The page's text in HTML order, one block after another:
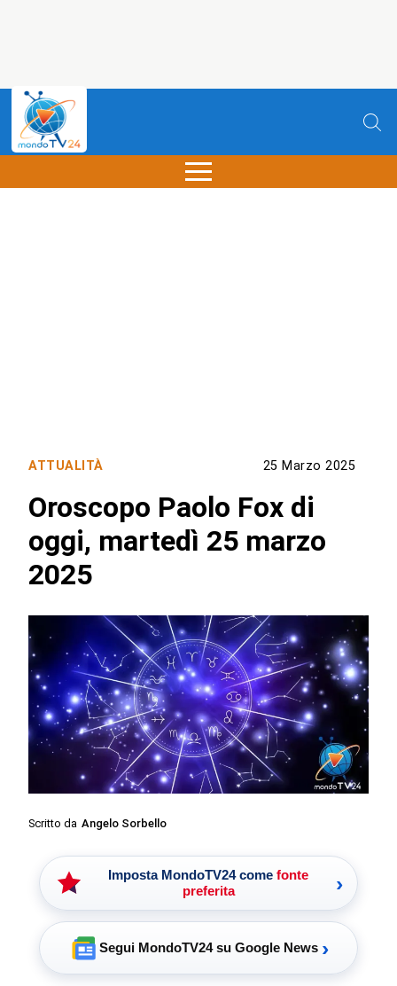
ATTUALITÀ 25 Marzo 2025
Oroscopo Paolo Fox di
oggi, martedì 25 marzo
2025
Scritto da Angelo Sorbello
Imposta MondoTV24 come fonte
preferita
›
Segui MondoTV24 su Google News ›